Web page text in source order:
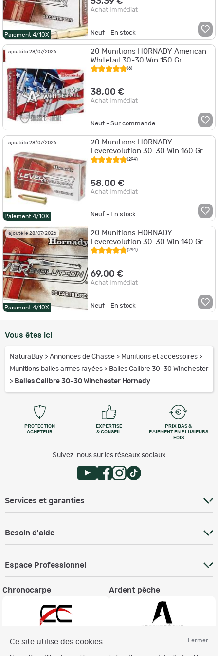
Fermer
Ce site utilise des cookies
Paiement 4/10X
Achat Immédiat
Neuf - En stock
ajouté le 28/07/2026
20 Munitions HORNADY American
Whitetail 30-30 Win 150 Gr
Interlock Rn
(6)
38,00 €
Achat Immédiat
Neuf - Sur commande
ajouté le 28/07/2026
Paiement 4/10X
20 Munitions HORNADY
Leverevolution 30-30 Win 160 Gr
Ftx
(294)
58,00 €
Achat Immédiat
Neuf - En stock
ajouté le 28/07/2026
Paiement 4/10X
20 Munitions HORNADY
Leverevolution 30-30 Win 140 Gr
Monoflex
(294)
69,00 €
Achat Immédiat
Neuf - En stock
Vous êtes ici
NaturaBuy > Annonces de Chasse > Munitions et accessoires >
Munitions balles armes rayées > Balles Calibre 30-30 Winchester
> Balles Calibre 30-30 Winchester Hornady
PROTECTION
ACHETEUR
EXPERTISE
& CONSEIL
PRIX BAS &
PAIEMENT EN PLUSIEURS
FOIS
Suivez-nous sur les réseaux sociaux
Services et garanties
Besoin d'aide
Espace Professionnel
Chronocarpe Ardent pêche
Informations légales